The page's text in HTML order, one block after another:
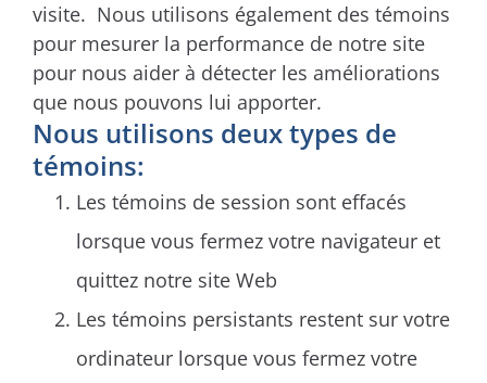
visite. Nous utilisons également des témoins
pour mesurer la performance de notre site
pour nous aider à détecter les améliorations
que nous pouvons lui apporter.
Nous utilisons deux types de
témoins:
Les témoins de session sont effacés
lorsque vous fermez votre navigateur et
quittez notre site Web
Les témoins persistants restent sur votre
ordinateur lorsque vous fermez votre